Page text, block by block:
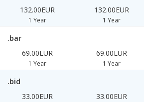
132.00EUR
1 Year
132.00EUR
1 Year
.bar
69.00EUR
1 Year
69.00EUR
1 Year
.bid
33.00EUR
33.00EUR